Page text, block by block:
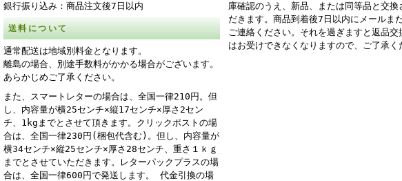
銀行振り込み：商品注文後7日以内
送料について
通常配送は地域別料金となります。
離島の場合、別途手数料がかかる場合がございます。
あらかじめご了承ください。
また、スマートレターの場合は、全国一律210円。但
し、内容量が横25センチ×縦17センチ×厚さ2セン
チ、1kgまでとさせて頂きます。クリックポストの場
合は、全国一律230円(梱包代含む)。但し、内容量が
横34センチ×縦25センチ×厚さ28センチ、重さ１ｋｇ
までとさせていただきます。レターパックプラスの場
合は、全国一律600円で発送します。 代金引換の場
庫確認のうえ、新品、または同等品と交換
だきます。商品到着後7日以内にメールま
ご連絡ください。それを過ぎますと返品交
はお受けできなくなりますので、ご了承く